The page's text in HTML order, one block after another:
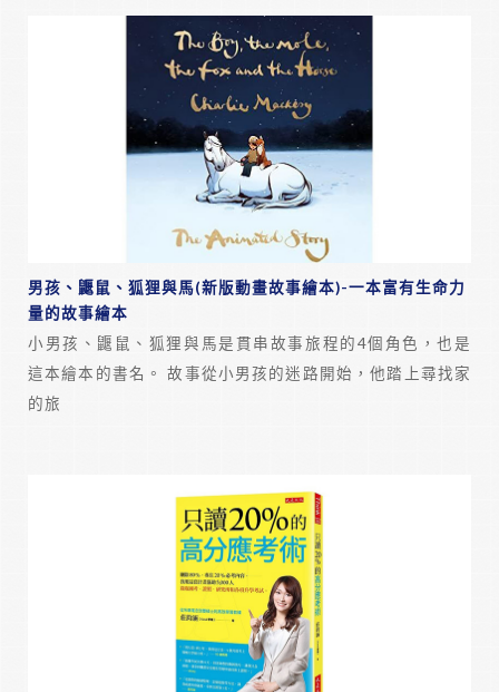
男孩、鼴鼠、狐狸與馬(新版動畫故事繪本)-一本富有生命力
量的故事繪本
小男孩、鼴鼠、狐狸與馬是貫串故事旅程的4個角色，也是
這本繪本的書名。 故事從小男孩的迷路開始，他踏上尋找家
的旅